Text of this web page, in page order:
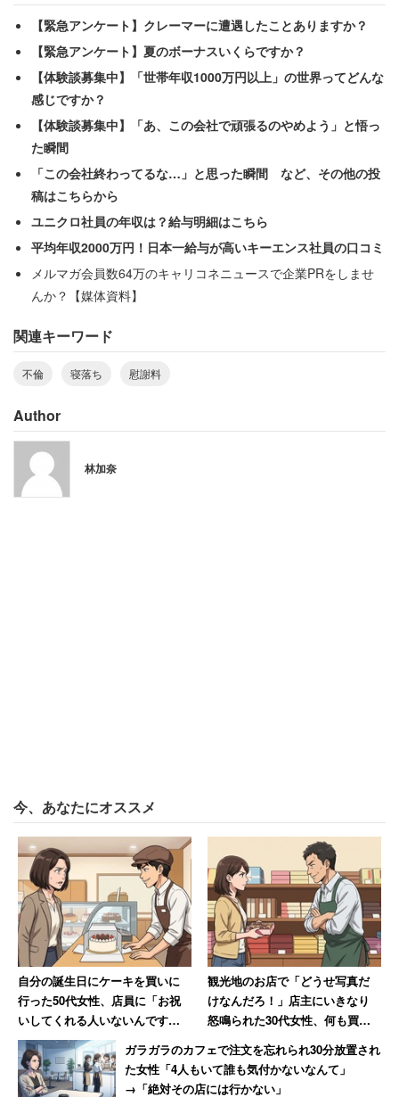
「（入浴中に）寝落ちしていてLINEの通知でバレた」
と、お粗末な結果を女性は綴っている。不倫相手との二重
生活でお疲れだったのだろうか。結局、バレるときはバレ
るということだ。
次もやはり「寝落ち」のタイミングで不倫がバレたエピソ
ードだ。
「ラブレターを書いている途中、LINEを開きっぱなしで
寝落ちしたのでバレバレだった。不倫相手に『妻です。慰
謝料払えます？』って夫の携帯から連絡」（30代女性／公
すぐの出来事だったので、さすがに免疫つきました。今は
もう、人間として見てないです」とも綴っている。
【緊急アンケート】クレーマーに遭遇したことありますか？
【緊急アンケート】夏のボーナスいくらですか？
【体験談募集中】「世帯年収1000万円以上」の世界ってどんな
感じですか？
【体験談募集中】「あ、この会社で頑張るのやめよう」と悟っ
た瞬間
「この会社終わってるな…」と思った瞬間 など、その他の投
稿はこちらから
ユニクロ社員の年収は？給与明細はこちら
平均年収2000万円！日本一給与が高いキーエンス社員の口コミ
メルマガ会員数64万のキャリコネニュースで企業PRをしませ
んか？【媒体資料】
関連キーワード
不倫 寝落ち 慰謝料
Author
林加奈
今、あなたにオススメ
自分の誕生日にケーキを買いに
行った50代女性、店員に「お祝
いしてくれる人いないんです
か？」と言われて絶句
観光地のお店で「どうせ写真だ
けなんだろ！」店主にいきなり
怒鳴られた30代女性、何も買わ
ずに怒りの退店【前編】
ガラガラのカフェで注文を忘れられ30分放置され
た女性「4人もいて誰も気付かないなんて」
→「絶対その店には行かない」